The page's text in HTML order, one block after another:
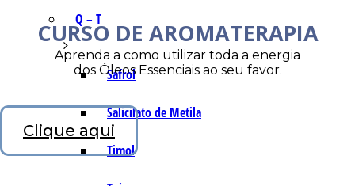
Q – T
Safrol
Salicilato de Metila
Timol
CURSO DE AROMATERAPIA
Aprenda a como utilizar toda a energia
dos Óleos Essenciais ao seu favor.
Clique aqui